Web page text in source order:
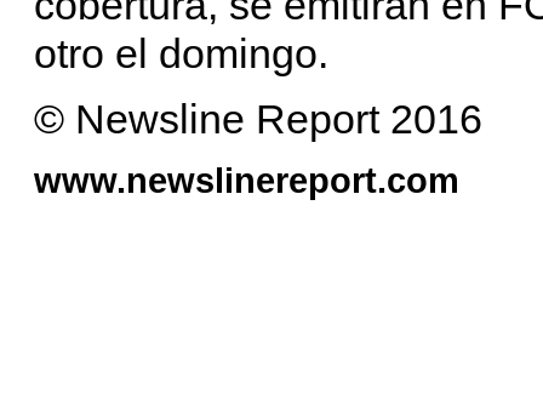
otro el domingo.
© Newsline Report 2016
www.newslinereport.com